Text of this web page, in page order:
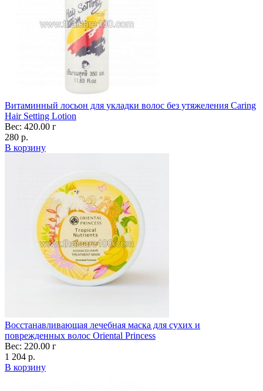
Витаминный лосьон для укладки волос без утяжеления Caring
Hair Setting Lotion
Вес: 420.00 г
280 р.
В корзину
Восстанавливающая лечебная маска для сухих и
поврежденных волос Oriental Princess
Вес: 220.00 г
1 204 р.
В корзину